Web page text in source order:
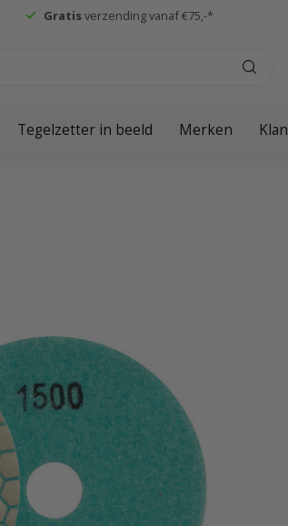
Gratisverzending vanaf €75,-*
Tegelzetter in beeld Merken